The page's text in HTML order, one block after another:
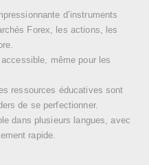
d’instruments
Forex, les actions, les
même pour les
ressources éducatives sont
de se perfectionner.
dans plusieurs langues, avec
rapide.